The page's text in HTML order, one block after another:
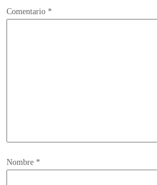
Comentario *
Nombre *